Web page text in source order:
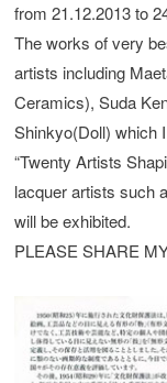
from 21.12.2013 to
The works of very
artists including
Ceramics), Suda
Shinkyo(Doll) which
“Twenty Artists
lacquer artists such
will be exhibited.
PLEASE SHARE